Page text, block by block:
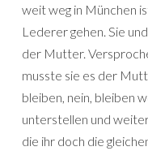
weit weg in München
Lederer gehen. Sie
der Mutter.
musste sie es der
bleiben, nein, bleiben
unterstellen und
die ihr doch die